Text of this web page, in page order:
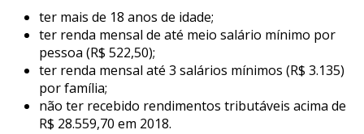
ter mais de 18 anos de idade;
ter renda mensal de até meio salário mínimo por
pessoa (R$ 522,50);
ter renda mensal até 3 salários mínimos (R$ 3.135)
por família;
não ter recebido rendimentos tributáveis acima de
R$ 28.559,70 em 2018.